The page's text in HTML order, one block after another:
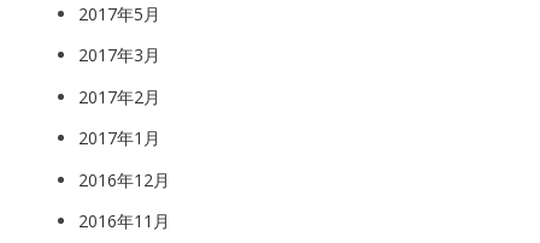
2017年5月
2017年3月
2017年2月
2017年1月
2016年12月
2016年11月